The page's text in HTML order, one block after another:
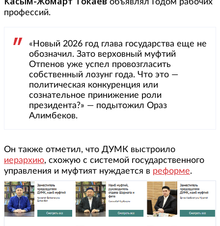
объявлял Годом рабочих
профессий.
«Новый 2026 год глава государства еще не
обозначил. Зато верховный муфтий
Отпенов уже успел провозгласить
собственный лозунг года. Что это —
политическая конкуренция или
сознательное принижение роли
президента?» — подытожил Ораз
Алимбеков.
Он также отметил, что ДУМК выстроило
иерархию, схожую с системой государственного
управления и муфтият нуждается в реформе.